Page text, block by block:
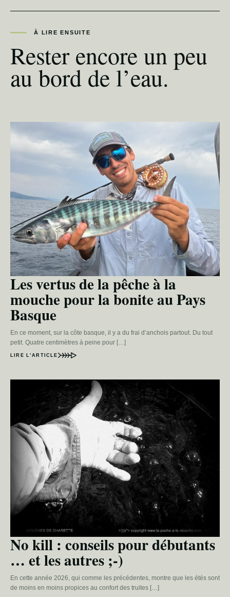
À LIRE ENSUITE
Rester encore un peu
au bord de l’eau.
Les vertus de la pêche à la
mouche pour la bonite au Pays
Basque
En ce moment, sur la côte basque, il y a du frai d’anchois partout. Du tout
petit. Quatre centimètres à peine pour […]
LIRE L’ARTICLE
No kill : conseils pour débutants
… et les autres ;-)
En cette année 2026, qui comme les précédentes, montre que les étés sont
de moins en moins propices au confort des truites […]